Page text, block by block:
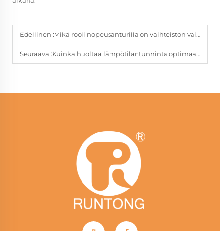
Edellinen :Mikä rooli nopeusanturilla on vaihteiston vaihtamisessa?
Seuraava :Kuinka huoltaa lämpötilantunninta optimaalisella suorituskyvyllä?